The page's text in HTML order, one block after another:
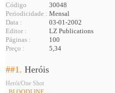
Código
30048
Periodicidade : Mensal
Data :
03-01-2002
Editor :
LZ Publications
Páginas :
100
Preço :
5,34
##1.Heróis
Herói/One Shot